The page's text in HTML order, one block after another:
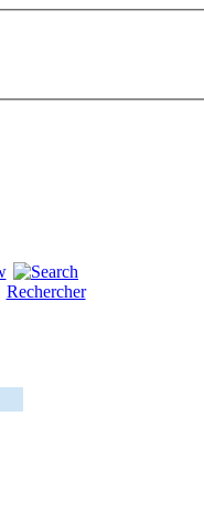
Rechercher